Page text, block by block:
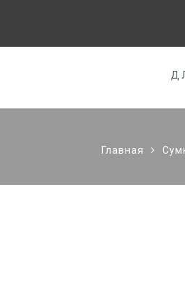
Главная